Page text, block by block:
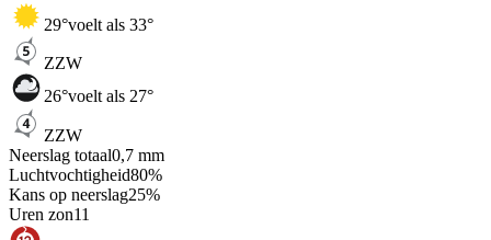
29°voelt als 33°
ZZW
26°voelt als 27°
ZZW
Neerslag totaal0,7 mm
Luchtvochtigheid80%
Kans op neerslag25%
Uren zon11